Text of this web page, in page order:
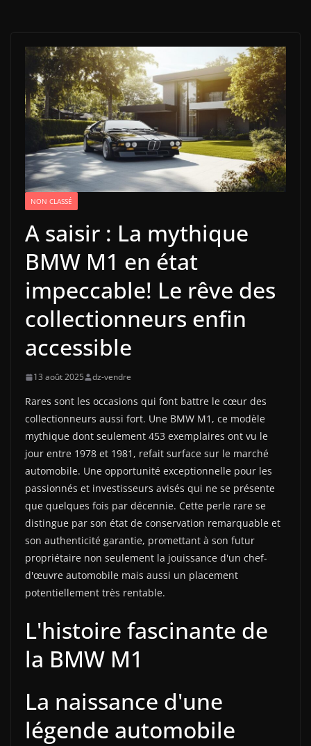
NON CLASSÉ
A saisir : La mythique
BMW M1 en état
impeccable! Le rêve des
collectionneurs enfin
accessible
13 août 2025 dz-vendre
Rares sont les occasions qui font battre le cœur des
collectionneurs aussi fort. Une BMW M1, ce modèle
mythique dont seulement 453 exemplaires ont vu le
jour entre 1978 et 1981, refait surface sur le marché
automobile. Une opportunité exceptionnelle pour les
passionnés et investisseurs avisés qui ne se présente
que quelques fois par décennie. Cette perle rare se
distingue par son état de conservation remarquable et
son authenticité garantie, promettant à son futur
propriétaire non seulement la jouissance d'un chef-
d'œuvre automobile mais aussi un placement
potentiellement très rentable.
L'histoire fascinante de
la BMW M1
La naissance d'une
légende automobile